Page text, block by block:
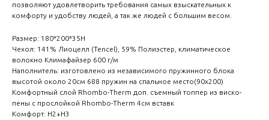
позволяют удовлетворить требования самых взыскательных к
комфорту и удобству людей, а так же людей с большим весом.
Размер: 180*200*35H
Чехол: 141% Лиоцелл (Tencel), 59% Полиэстер, климатическое
волокно Климафайзер 600 г/м
Наполнитель: изготовлено из независимого пружинного блока
высотой около 20см 688 пружин на спальное место(90х200)
Комфортный слой Rhombo-Therm доп. съемный топпер из виско-
пены с прослойкой Rhombo-Therm 4см вставк
Комфорт: H2+Н3